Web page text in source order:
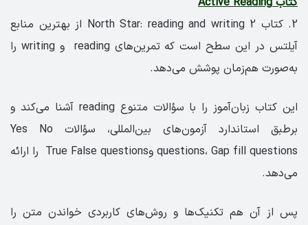
2. کتاب North Star: reading and writing 2 از بهترین منابع
آیلتس در این سطح است که تمرین‌های reading و writing را
به‌صورت هم‌زمان پوشش می‌دهد.
این کتاب زبان‌آموز را با سؤالات متنوع reading آشنا می‌کند و
برطبق استاندارد آزمون‌های بین‌المللی، سؤالات Yes No
questions، Gap fill questions وTrue False questions را ارائه
می‌دهد.
پس از آن هم تکنیک‌ها و روش‌های کاربردی خواندن متن را